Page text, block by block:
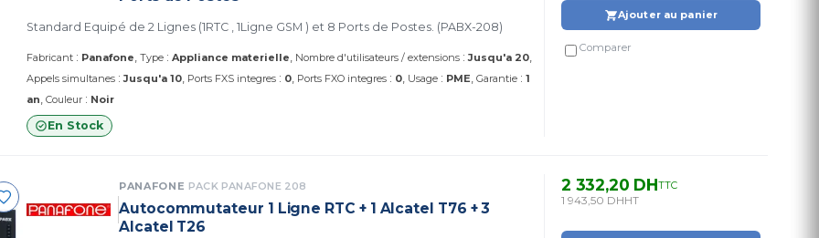
Standard Equipé de 2 Lignes (1RTC , 1Ligne GSM ) et 8 Ports de Postes. (PABX-208)
Fabricant : Panafone Type : Appliance materielle Nombre d'utilisateurs / extensions :Jusqu'a 20
Appels simultanes :Jusqu'a 10 Ports FXS integres : 0 Ports FXO integres : 0 Usage : PME Garantie : 1
an Couleur : Noir
En Stock
Ajouter au panier
Comparer
PANAFONE PACK PANAFONE 208
Autocommutateur 1 Ligne RTC + 1 Alcatel T76 + 3
Alcatel T26
2 332,20 DHTTC
1 943,50 DHHT